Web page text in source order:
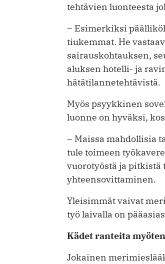
tehtävien luonteesta
– Esimerkiksi
tiukemmat. He
sairauskohtauksen,
aluksen hotelli- ja
hätätilannetehtävistä.
Myös psyykkinen
luonne on hyväksi,
– Maissa mahdollisia
tule toimeen
vuorotyöstä ja pitkistä
yhteensovittaminen.
Yleisimmät vaivat
työ laivalla on
Kädet ranteita
Jokainen